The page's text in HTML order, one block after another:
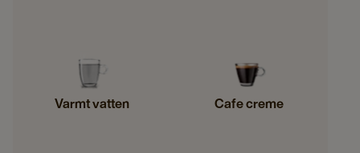
Varmt vatten Cafe creme